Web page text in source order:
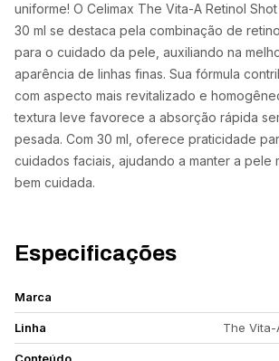
uniforme! O Celimax The Vita-A Retinol
30 ml se destaca pela combinação de
para o cuidado da pele, auxiliando na
aparência de linhas finas. Sua fórmula
com aspecto mais revitalizado e
textura leve favorece a absorção rápida
pesada. Com 30 ml, oferece praticidade
cuidados faciais, ajudando a manter a pele
bem cuidada.
Especificações
Marca
Linha The Vita-